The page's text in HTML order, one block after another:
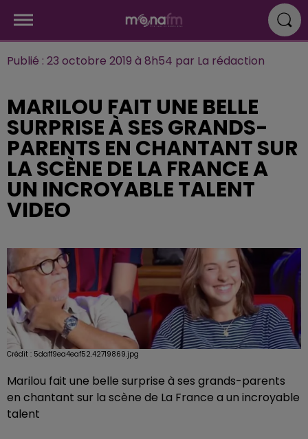
Publié : 23 octobre 2019 à 8h54 par La rédaction
MARILOU FAIT UNE BELLE
SURPRISE À SES GRANDS-
PARENTS EN CHANTANT SUR
LA SCÈNE DE LA FRANCE A
UN INCROYABLE TALENT
VIDEO
Crédit : 5daff9ea4eaf52.42719869.jpg
Marilou fait une belle surprise à ses grands-parents
en chantant sur la scène de La France a un incroyable
talent